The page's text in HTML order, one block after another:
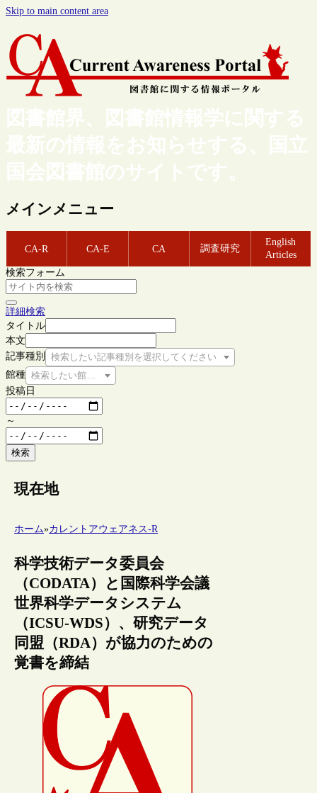
Skip to main content area
図書館界、図書館情報学に関する
最新の情報をお知らせする、国立
国会図書館のサイトです。
メインメニュー
CA-R CA-E CA 調査研究
English
Articles
検索フォーム
詳細検索
タイトル
本文
記事種別
検索したい記事種別を選択してください
館種 検索したい館種を選択してください
投稿日
～
検索
現在地
ホーム»カレントアウェアネス-R
科学技術データ委員会
（CODATA）と国際科学会議
世界科学データシステム
（ICSU-WDS）、研究データ
同盟（RDA）が協力のための
覚書を締結